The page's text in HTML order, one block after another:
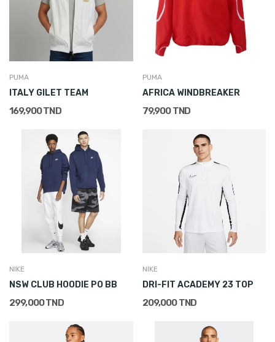
PUMA
ITALY GILET TEAM
169,900 TND
PUMA
AFRICA WINDBREAKER
79,900 TND
NIKE
NSW CLUB HOODIE PO BB
299,000 TND
NIKE
DRI-FIT ACADEMY 23 TOP
209,000 TND